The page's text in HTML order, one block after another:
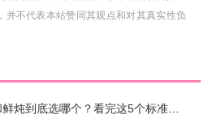
并不代表本站赞同其观点和对其真实性负
孕早期想买燕窝，干燕窝和鲜炖到底选哪个？看完这5个标准再下单